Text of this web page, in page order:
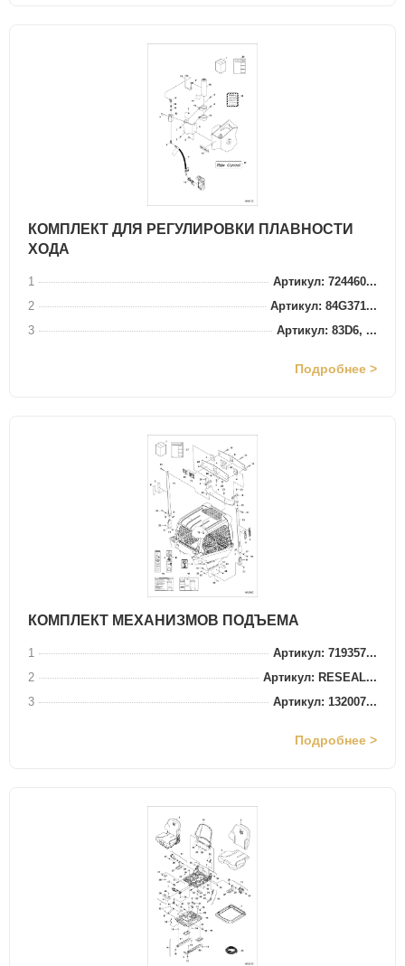
КОМПЛЕКТ ДЛЯ РЕГУЛИРОВКИ ПЛАВНОСТИ
ХОДА
1
Артикул: 724460...
2
Артикул: 84G371...
3
Артикул: 83D6, ...
Подробнее >
КОМПЛЕКТ МЕХАНИЗМОВ ПОДЪЕМА
1
Артикул: 719357...
2
Артикул: RESEAL...
3
Артикул: 132007...
Подробнее >